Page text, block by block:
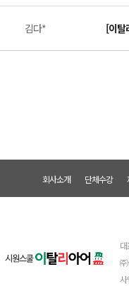
김다* [이탈
회사소개 단체수강
㈜
사